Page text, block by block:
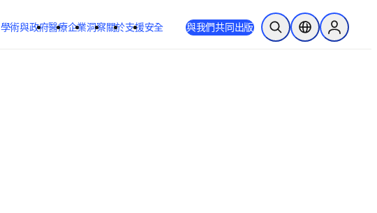
學術與政府醫療企業洞察關於支援安全 與我們共同出版 公開搜尋位置選擇器Sign in to